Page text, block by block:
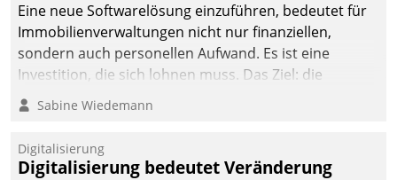
Eine neue Softwarelösung einzuführen, bedeutet für
Immobilienverwaltungen nicht nur finanziellen,
sondern auch personellen Aufwand. Es ist eine
Investition, die sich lohnen muss. Das Ziel: die
nachhaltige Optimierung der Geschäftsabläufe. Damit
dieses Ziel erreicht wird, sollten einige Grundregeln
Sabine Wiedemann
Digitalisierung
Digitalisierung bedeutet Veränderung